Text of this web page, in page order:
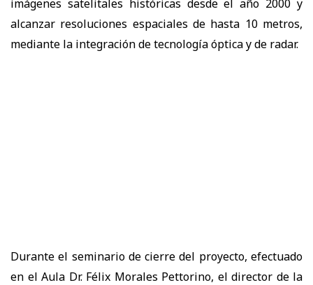
imágenes satelitales históricas desde el año 2000 y
alcanzar resoluciones espaciales de hasta 10 metros,
mediante la integración de tecnología óptica y de radar.
Durante el seminario de cierre del proyecto, efectuado
en el Aula Dr. Félix Morales Pettorino, el director de la